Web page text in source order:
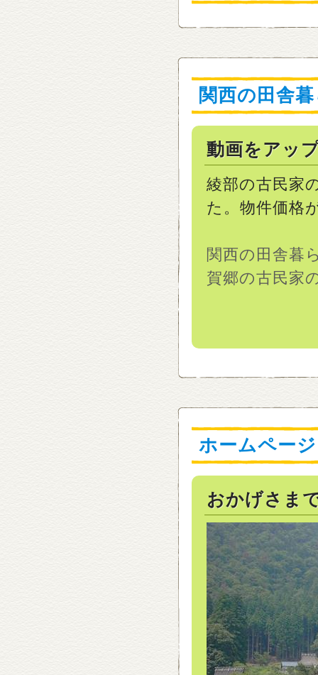
関西の田舎
動画をアッ
綾部の古民家
た。物件価格
関西の田舎暮
賀郷の古民家
ホームペー
おかげさま